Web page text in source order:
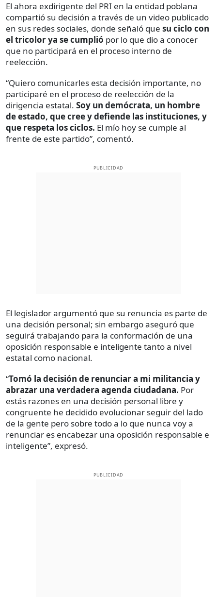
El ahora exdirigente del PRI en la entidad poblana
compartió su decisión a través de un video publicado
en sus redes sociales, donde señaló que su ciclo con
el tricolor ya se cumplió por lo que dio a conocer
que no participará en el proceso interno de
reelección.
“Quiero comunicarles esta decisión importante, no
participaré en el proceso de reelección de la
dirigencia estatal. Soy un demócrata, un hombre
de estado, que cree y defiende las instituciones, y
que respeta los ciclos. El mío hoy se cumple al
frente de este partido”, comentó.
PUBLICIDAD
El legislador argumentó que su renuncia es parte de
una decisión personal; sin embargo aseguró que
seguirá trabajando para la conformación de una
oposición responsable e inteligente tanto a nivel
estatal como nacional.
“Tomó la decisión de renunciar a mi militancia y
abrazar una verdadera agenda ciudadana. Por
estás razones en una decisión personal libre y
congruente he decidido evolucionar seguir del lado
de la gente pero sobre todo a lo que nunca voy a
renunciar es encabezar una oposición responsable e
inteligente”, expresó.
PUBLICIDAD